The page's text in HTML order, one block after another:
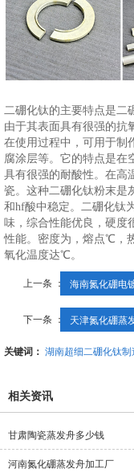
二硼化钛的主要特点是二
由于其表面具有很强的抗
在使用过程中，可用于制
腐涂层等。它的特点是在
具有很强的耐酸性。在高
瓷。这种二硼化钛粉末是
和hf酸中稳定。二硼化钛
味，综合性能优良，硬度
性能。密度为，熔点℃，
氧化温度达℃。
上一条 ： 海南氮化硼电
下一条 ： 天津氮化硼蒸
关键词： 湖南超细二硼化钛制
相关资讯
甘肃陶瓷蒸发舟多少钱
河南氮化硼蒸发舟加工厂